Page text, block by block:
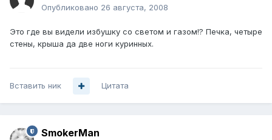
Опубликовано 26 августа, 2008
Это где вы видели избушку со светом и газом!? Печка, четыре
стены, крыша да две ноги куринных.
Вставить ник Цитата
SmokerMan